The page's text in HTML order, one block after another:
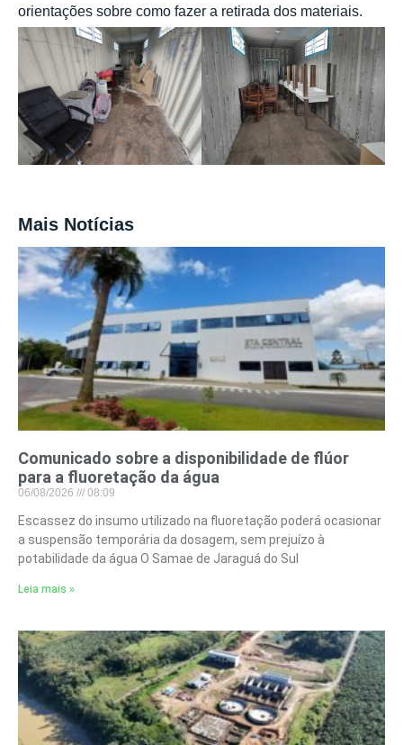
orientações sobre como fazer a retirada dos materiais.
Mais Notícias
Comunicado sobre a disponibilidade de flúor
para a fluoretação da água
06/08/2026 08:09
Escassez do insumo utilizado na fluoretação poderá ocasionar
a suspensão temporária da dosagem, sem prejuízo à
potabilidade da água O Samae de Jaraguá do Sul
Leia mais »